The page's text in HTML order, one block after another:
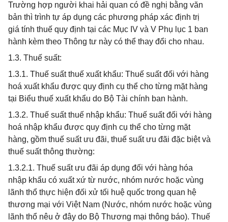
Trường hợp người khai hải quan có đề nghị bằng văn
bản thì trình tự áp dụng các phương pháp xác định trị
giá tính thuế quy định tại các Mục IV và V Phụ lục 1 ban
hành kèm theo Thông tư này có thể thay đổi cho nhau.
1.3. Thuế suất:
1.3.1. Thuế suất thuế xuất khẩu: Thuế suất đối với hàng
hoá xuất khẩu được quy định cụ thể cho từng mặt hàng
tại Biểu thuế xuất khẩu do Bộ Tài chính ban hành.
1.3.2. Thuế suất thuế nhập khẩu: Thuế suất đối với hàng
hoá nhập khẩu được quy định cụ thể cho từng mặt
hàng, gồm thuế suất ưu đãi, thuế suất ưu đãi đặc biệt và
thuế suất thông thường:
1.3.2.1. Thuế suất ưu đãi áp dụng đối với hàng hóa
nhập khẩu có xuất xứ từ nước, nhóm nước hoặc vùng
lãnh thổ thực hiện đối xử tối huệ quốc trong quan hệ
thương mại với Việt Nam (Nước, nhóm nước hoặc vùng
lãnh thổ nêu ở đây do Bộ Thương mại thông báo). Thuế